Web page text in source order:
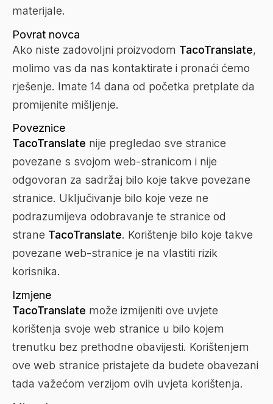
materijale.
Povrat novca
Ako niste zadovoljni proizvodom TacoTranslate,
molimo vas da nas kontaktirate i pronaći ćemo
rješenje. Imate 14 dana od početka pretplate da
promijenite mišljenje.
Poveznice
TacoTranslate nije pregledao sve stranice
povezane s svojom web-stranicom i nije
odgovoran za sadržaj bilo koje takve povezane
stranice. Uključivanje bilo koje veze ne
podrazumijeva odobravanje te stranice od
strane TacoTranslate. Korištenje bilo koje takve
povezane web-stranice je na vlastiti rizik
korisnika.
Izmjene
TacoTranslate može izmijeniti ove uvjete
korištenja svoje web stranice u bilo kojem
trenutku bez prethodne obavijesti. Korištenjem
ove web stranice pristajete da budete obavezani
tada važećom verzijom ovih uvjeta korištenja.